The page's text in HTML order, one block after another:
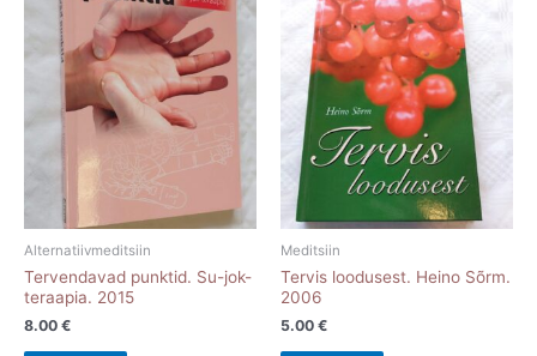
Alternatiivmeditsiin
Tervendavad punktid. Su-jok-
teraapia. 2015
8.00 €
Meditsiin
Tervis loodusest. Heino Sõrm.
2006
5.00 €